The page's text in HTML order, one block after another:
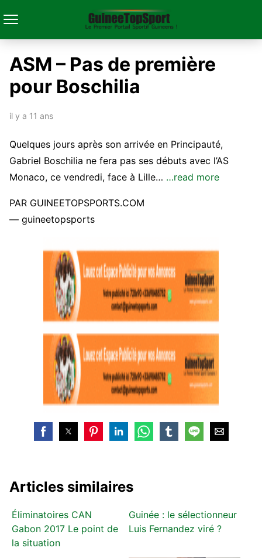
ASM – Pas de première
pour Boschilia
il y a 11 ans
Quelques jours après son arrivée en Principauté,
Gabriel Boschilia ne fera pas ses débuts avec l’AS
Monaco, ce vendredi, face à Lille… …read more
PAR GUINEETOPSPORTS.COM
— guineetopsports
Articles similaires
Éliminatoires CAN
Gabon 2017 Le point de
la situation
Guinée : le sélectionneur
Luis Fernandez viré ?